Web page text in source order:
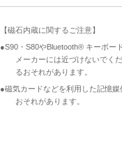
【磁石内蔵に関するご注意】
●S90・S80やBluetooth® キーボー
メーカーには近づけないでく
るおそれがあります。
●磁気カードなどを利用した記憶
おそれがあります。